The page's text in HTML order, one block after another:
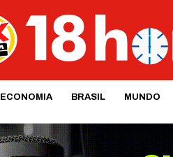
ECONOMIA BRASIL MUNDO